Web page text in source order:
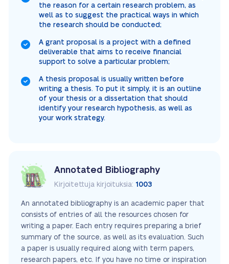
the reason for a certain research problem, as
well as to suggest the practical ways in which
the research should be conducted;
A grant proposal is a project with a defined
deliverable that aims to receive financial
support to solve a particular problem;
A thesis proposal is usually written before
writing a thesis. To put it simply, it is an outline
of your thesis or a dissertation that should
identify your research hypothesis, as well as
your work strategy.
Annotated Bibliography
Kirjoitettuja kirjoituksia: 1003
An annotated bibliography is an academic paper that
consists of entries of all the resources chosen for
writing a paper. Each entry requires preparing a brief
summary of the source, as well as its evaluation. Such
a paper is usually required along with term papers,
research papers, etc. If you have no time or inspiration